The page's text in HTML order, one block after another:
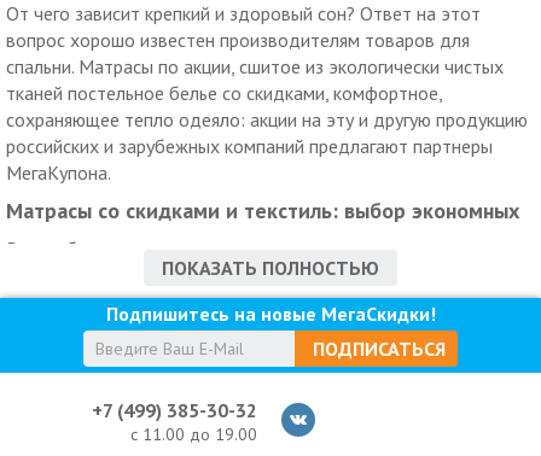
От чего зависит крепкий и здоровый сон? Ответ на этот
вопрос хорошо известен производителям товаров для
спальни. Матрасы по акции, сшитое из экологически чистых
тканей постельное белье со скидками, комфортное,
сохраняющее тепло одеяло: акции на эту и другую продукцию
российских и зарубежных компаний предлагают партнеры
МегаКупона.
Матрасы со скидками и текстиль: выбор экономных
Разнообразие современных материалов для комплектов
постельного белья по акции – повод задуматься о правильном
выборе. На нашем сайте вы найдете ответы на все вопросы, а
также полную информацию о том или ином продукте.
Позаботиться о спокойном сне вам помогут:
тонкие для мягкой мебели;
Подушки по акции из комфортных и безопасных
ПОКАЗАТЬ ПОЛНОСТЬЮ
Подпишитесь на новые МегаСкидки!
ПОДПИСАТЬСЯ
+7 (499) 385-30-32
с 11.00 до 19.00